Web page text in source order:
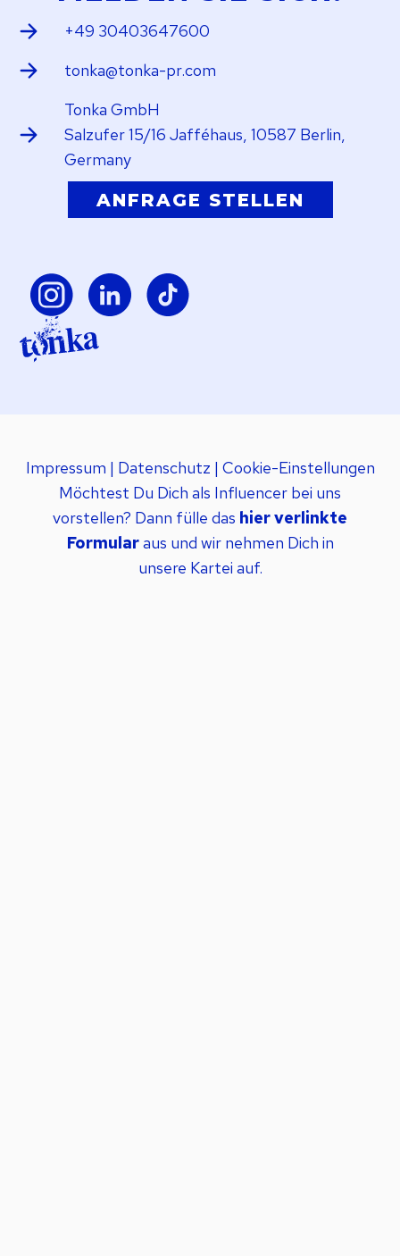
+49 30403647600
tonka@tonka-pr.com
Tonka GmbH
Salzufer 15/16 Jafféhaus, 10587 Berlin,
Germany
ANFRAGE STELLEN
Impressum | Datenschutz | Cookie-Einstellungen
Möchtest Du Dich als Influencer bei uns
vorstellen? Dann fülle das hier verlinkte
Formularaus und wir nehmen Dich in
unsere Kartei auf.